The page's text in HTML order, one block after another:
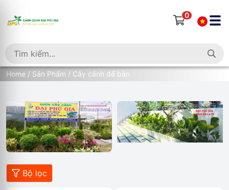
0
Home / Sản Phẩm / Cây cảnh để bàn
Bộ lọc